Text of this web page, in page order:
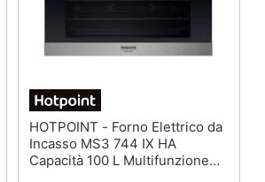
HOTPOINT - Forno Elettrico da
Incasso MS3 744 IX HA
Capacità 100 L Multifunzione